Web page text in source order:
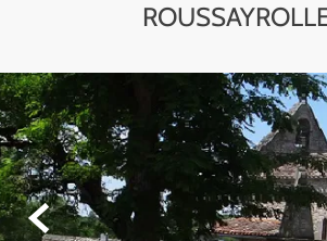
ROUSSAYR
